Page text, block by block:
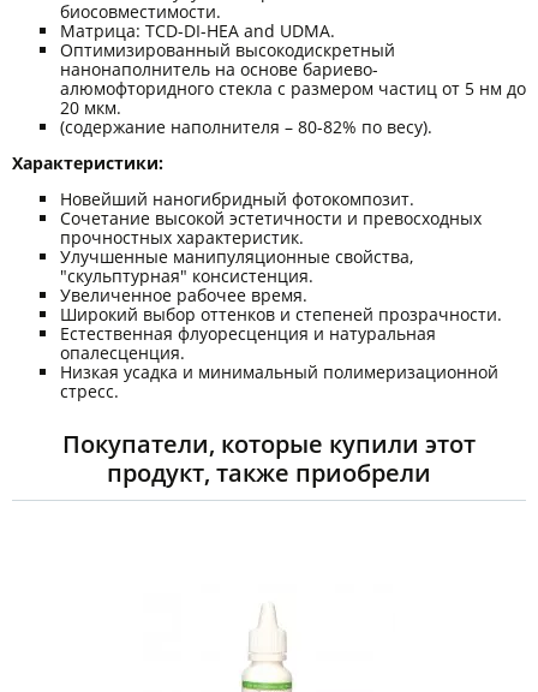
биосовместимости.
Матрица: TCD-DI-HEA and UDMA.
Оптимизированный высокодискретный
нанонаполнитель на основе бариево-
алюмофторидного стекла с размером частиц от 5 нм до
20 мкм.
(содержание наполнителя – 80-82% по весу).
Характеристики:
Новейший наногибридный фотокомпозит.
Сочетание высокой эстетичности и превосходных
прочностных характеристик.
Улучшенные манипуляционные свойства,
"скульптурная" консистенция.
Увеличенное рабочее время.
Широкий выбор оттенков и степеней прозрачности.
Естественная флуоресценция и натуральная
опалесценция.
Низкая усадка и минимальный полимеризационной
стресс.
Покупатели, которые купили этот
продукт, также приобрели